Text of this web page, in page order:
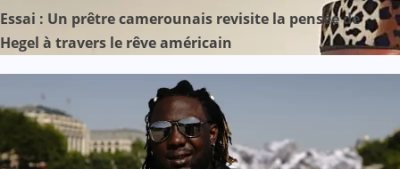
Essai : Un prêtre camerounais revisite la pensée de
Hegel à travers le rêve américain